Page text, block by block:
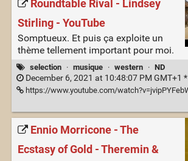
Roundtable Rival - Lindsey
Stirling - YouTube
Somptueux. Et puis ça exploite un
thème tellement important pour moi.
selection · musique · western · ND
December 6, 2021 at 10:48:07 PM GMT+1 *
https://www.youtube.com/
Ennio Morricone - The
Ecstasy of Gold - Theremin &